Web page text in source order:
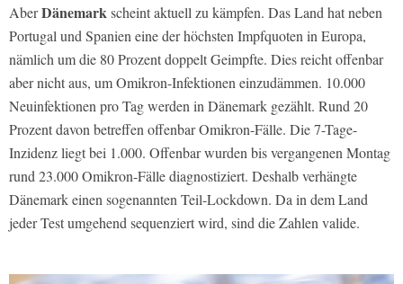
AberDänemarkscheint aktuell zu kämpfen. Das Land hat neben
Portugal und Spanien eine der höchsten Impfquoten in Europa,
nämlich um die 80 Prozent doppelt Geimpfte. Dies reicht offenbar
aber nicht aus, um Omikron-Infektionen einzudämmen. 10.000
Neuinfektionen pro Tag werden in Dänemark gezählt. Rund 20
Prozent davon betreffen offenbar Omikron-Fälle. Die 7-Tage-
Inzidenz liegt bei 1.000. Offenbar wurden bis vergangenen Montag
rund 23.000 Omikron-Fälle diagnostiziert. Deshalb verhängte
Dänemark einen sogenannten Teil-Lockdown. Da in dem Land
jeder Test umgehend sequenziert wird, sind die Zahlen valide.